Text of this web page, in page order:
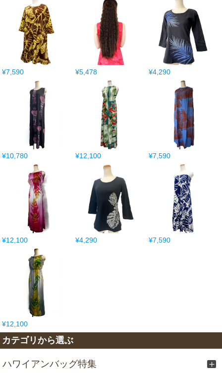
¥7,590 ¥5,478 ¥4,290
¥10,780 ¥12,100 ¥7,590
¥12,100 ¥4,290 ¥7,590
¥12,100
カテゴリから選ぶ
ハワイアンバッグ特集